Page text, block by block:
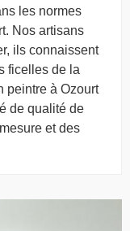
les normes
Nos artisans
ils connaissent
ficelles de la
peintre à Ozourt
de qualité de
et des